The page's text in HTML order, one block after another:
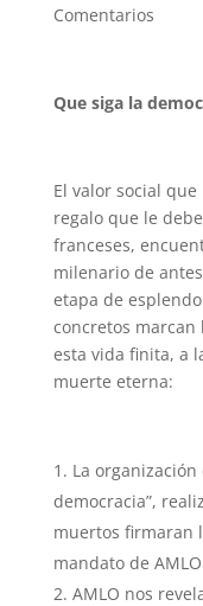
Comentarios
Que siga la
El valor social
regalo que le
franceses,
milenario de
etapa de
concretos marcan
esta vida finita, a
muerte eterna:
La
democracia”,
muertos firmaran
mandato de
AMLO nos